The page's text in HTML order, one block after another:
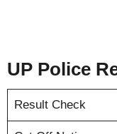
UP Police
Result Check